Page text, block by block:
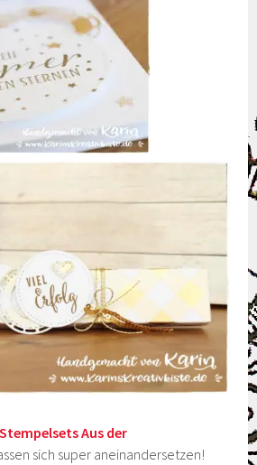
Stempelsets Aus der
sich super aneinandersetzen!